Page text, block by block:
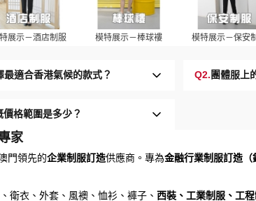
展示－酒店制服 模特展示－棒球褸 模特展示－保安
適合香港氣候的款式？ Q2.團體服上
格範圍是多少？
家
門領先的企業制服訂造供應商。專為金融行業制服訂造
衛衣、外套、風襖、恤衫、褲子、 西裝、工業制服、工